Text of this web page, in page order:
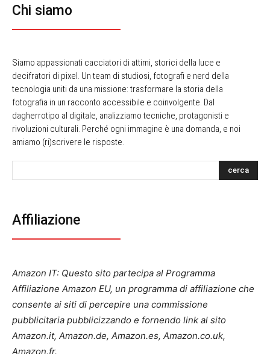
Chi siamo
Siamo appassionati cacciatori di attimi, storici della luce e
decifratori di pixel. Un team di studiosi, fotografi e nerd della
tecnologia uniti da una missione: trasformare la storia della
fotografia in un racconto accessibile e coinvolgente. Dal
dagherrotipo al digitale, analizziamo tecniche, protagonisti e
rivoluzioni culturali. Perché ogni immagine è una domanda, e noi
amiamo (ri)scrivere le risposte.
cerca
Affiliazione
Amazon IT: Questo sito partecipa al Programma
Affiliazione Amazon EU, un programma di affiliazione che
consente ai siti di percepire una commissione
pubblicitaria pubblicizzando e fornendo link al sito
Amazon.it, Amazon.de, Amazon.es, Amazon.co.uk,
Amazon.fr.